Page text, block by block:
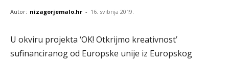
Autor: nizagorjemalo.hr - 16. svibnja 2019.
U okviru projekta ‘OK! Otkrijmo kreativnost’
sufinanciranog od Europske unije iz Europskog